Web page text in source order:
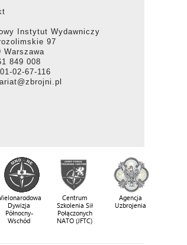
Instytut Wydawniczy
97
Warszawa
849 008
02-67-116
Dywizja
Północny-
Wschód
Centrum
Szkolenia Sił
Połączonych
NATO (JFTC)
Agencja
Uzbrojenia